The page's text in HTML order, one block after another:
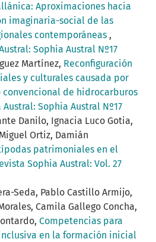
Aproximaciones hacia
imaginaria-social de las
contemporáneas ,
Sophia Austral Nº17
Martínez, Reconfiguración
y culturales causada por
convencional de hidrocarburos
Sophia Austral Nº17
Danilo, Ignacia Luco Gotia,
Ortiz, Damián
patrimoniales en el
Sophia Austral: Vol. 27
Seda, Pablo Castillo Armijo,
Camila Gallego Concha,
Competencias para
en la formación inicial